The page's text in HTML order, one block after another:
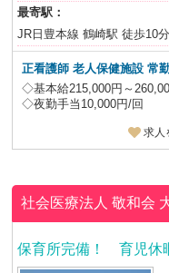
最寄駅：
JR日豊本線 鶴崎駅 徒歩10分
正看護師 老人保健施設常
◇基本給215,000円～
◇夜勤手当10,000円/回
求人
社会医療法人 敬和会
保育所完備！ 育児休